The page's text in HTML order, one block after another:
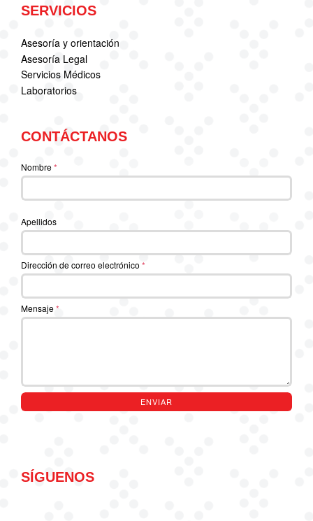
SERVICIOS
Asesoría y orientación
Asesoría Legal
Servicios Médicos
Laboratorios
CONTÁCTANOS
Nombre*
Apellidos
Dirección de correo electrónico *
Mensaje*
ENVIAR
SÍGUENOS